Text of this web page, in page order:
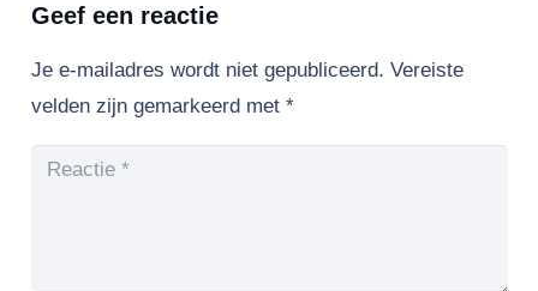
Geef een reactie
Je e-mailadres wordt niet gepubliceerd. Vereiste
velden zijn gemarkeerd met *